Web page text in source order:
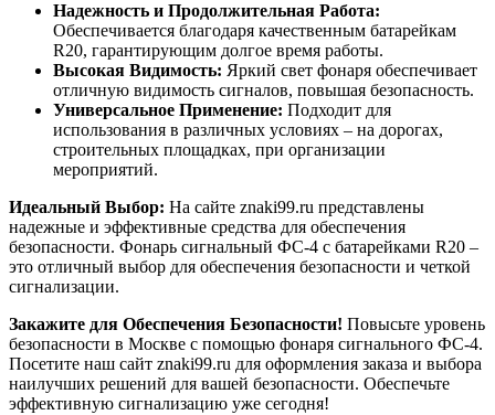
Надежность и Продолжительная Работа:
Обеспечивается благодаря качественным батарейкам
R20, гарантирующим долгое время работы.
Высокая Видимость: Яркий свет фонаря обеспечивает
отличную видимость сигналов, повышая безопасность.
Универсальное Применение: Подходит для
использования в различных условиях – на дорогах,
строительных площадках, при организации
мероприятий.
Идеальный Выбор: На сайте znaki99.ru представлены
надежные и эффективные средства для обеспечения
безопасности. Фонарь сигнальный ФС-4 с батарейками R20 –
это отличный выбор для обеспечения безопасности и четкой
сигнализации.
Закажите для Обеспечения Безопасности! Повысьте уровень
безопасности в Москве с помощью фонаря сигнального ФС-4.
Посетите наш сайт znaki99.ru для оформления заказа и выбора
наилучших решений для вашей безопасности. Обеспечьте
эффективную сигнализацию уже сегодня!